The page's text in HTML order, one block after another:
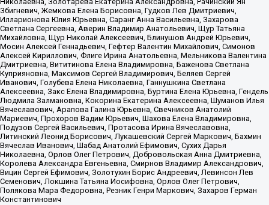
Збигневич, Жемкова Елена Борисовна, Гудков Лев Дмитриевич,
Илларионова Юлия Юрьевна, Саранг Анна Васильевна, Захарова
Светлана Сергеевна, Аверин Владимир Анатольевич, Щур Татьяна
Михайловна, Щур Николай Алексеевич, Блинушов Андрей Юрьевич,
Мосин Алексей Геннадьевич, Гефтер Валентин Михайлович, Симонов
Алексей Кириллович, Флиге Ирина Анатольевна, Мельникова Валентина
Дмитриевна, Вититинова Елена Владимировна, Баженова Светлана
Куприяновна, Максимов Сергей Владимирович, Беляев Сергей
Иванович, Голубева Елена Николаевна, Ганнушкина Светлана
Алексеевна, Закс Елена Владимировна, Буртина Елена Юрьевна, Гендель
Людмила Залмановна, Кокорина Екатерина Алексеевна, Шуманов Илья
Вячеславович, Арапова Галина Юрьевна, Свечников Анатолий
Мариевич, Прохоров Вадим Юрьевич, Шахова Елена Владимировна,
Подузов Сергей Васильевич, Протасова Ирина Вячеславовна,
Литинский Леонид Борисович, Лукашевский Сергей Маркович, Бахмин
Вячеслав Иванович, Шабад Анатолий Ефимович, Сухих Дарья
Николаевна, Орлов Олег Петрович, Добровольская Анна Дмитриевна,
Королева Александра Евгеньевна, Смирнов Владимир Александрович,
Вицин Сергей Ефимович, Золотухин Борис Андреевич, Левинсон Лев
Семенович, Локшина Татьяна Иосифовна, Орлов Олег Петрович,
Полякова Мара Федоровна, Резник Генри Маркович, Захаров Герман
Константинович